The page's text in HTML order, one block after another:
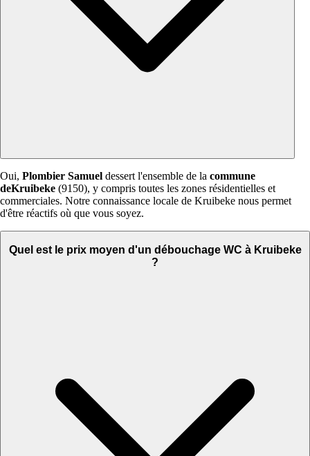
Oui, Plombier Samuel dessert l'ensemble de la commune
deKruibeke (9150), y compris toutes les zones résidentielles et
commerciales. Notre connaissance locale de Kruibeke nous permet
d'être réactifs où que vous soyez.
Quel est le prix moyen d'un débouchage WC à Kruibeke
?